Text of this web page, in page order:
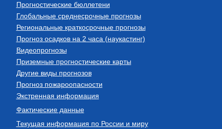
Прогностические бюллетени
Глобальные среднесрочные прогнозы
Региональные краткосрочные прогнозы
Прогноз осадков на 2 часа (наукастинг)
Видеопрогнозы
Приземные прогностические карты
Другие виды прогнозов
Прогноз пожароопасности
Экстренная информация
Фактические данные
Текущая информация по России и миру